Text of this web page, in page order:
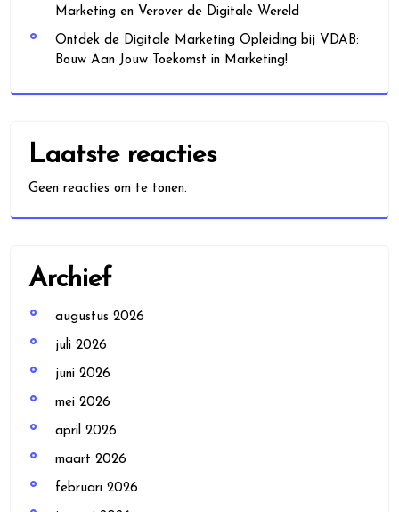
Marketing en Verover de Digitale Wereld
Ontdek de Digitale Marketing Opleiding bij VDAB:
Bouw Aan Jouw Toekomst in Marketing!
Laatste reacties
Geen reacties om te tonen.
Archief
augustus 2026
juli 2026
juni 2026
mei 2026
april 2026
maart 2026
februari 2026